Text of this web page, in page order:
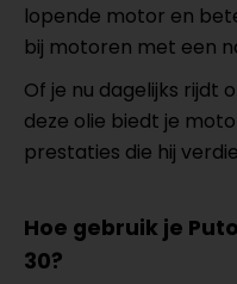
lopende motor en
bij motoren met een
Of je nu dagelijks rijdt
deze olie biedt je
prestaties die hij
Hoe gebruik je
30?